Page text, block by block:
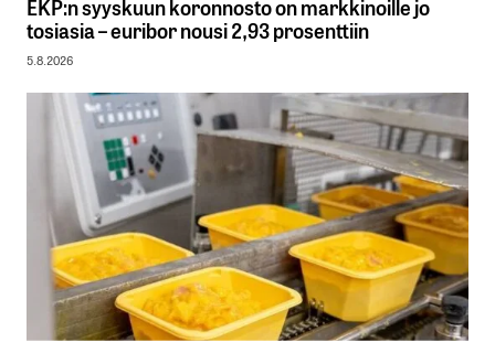
EKP:n syyskuun koronnosto on markkinoille jo
tosiasia – euribor nousi 2,93 prosenttiin
5.8.2026